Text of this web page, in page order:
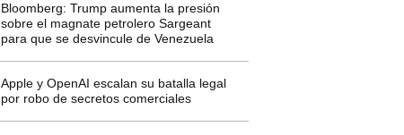
Bloomberg: Trump aumenta la presión
sobre el magnate petrolero Sargeant
para que se desvincule de Venezuela
Apple y OpenAI escalan su batalla legal
por robo de secretos comerciales